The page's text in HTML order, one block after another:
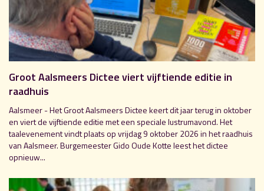
Groot Aalsmeers Dictee viert vijftiende editie in
raadhuis
Aalsmeer - Het Groot Aalsmeers Dictee keert dit jaar terug in oktober
en viert de vijftiende editie met een speciale lustrumavond. Het
taalevenement vindt plaats op vrijdag 9 oktober 2026 in het raadhuis
van Aalsmeer. Burgemeester Gido Oude Kotte leest het dictee
opnieuw...